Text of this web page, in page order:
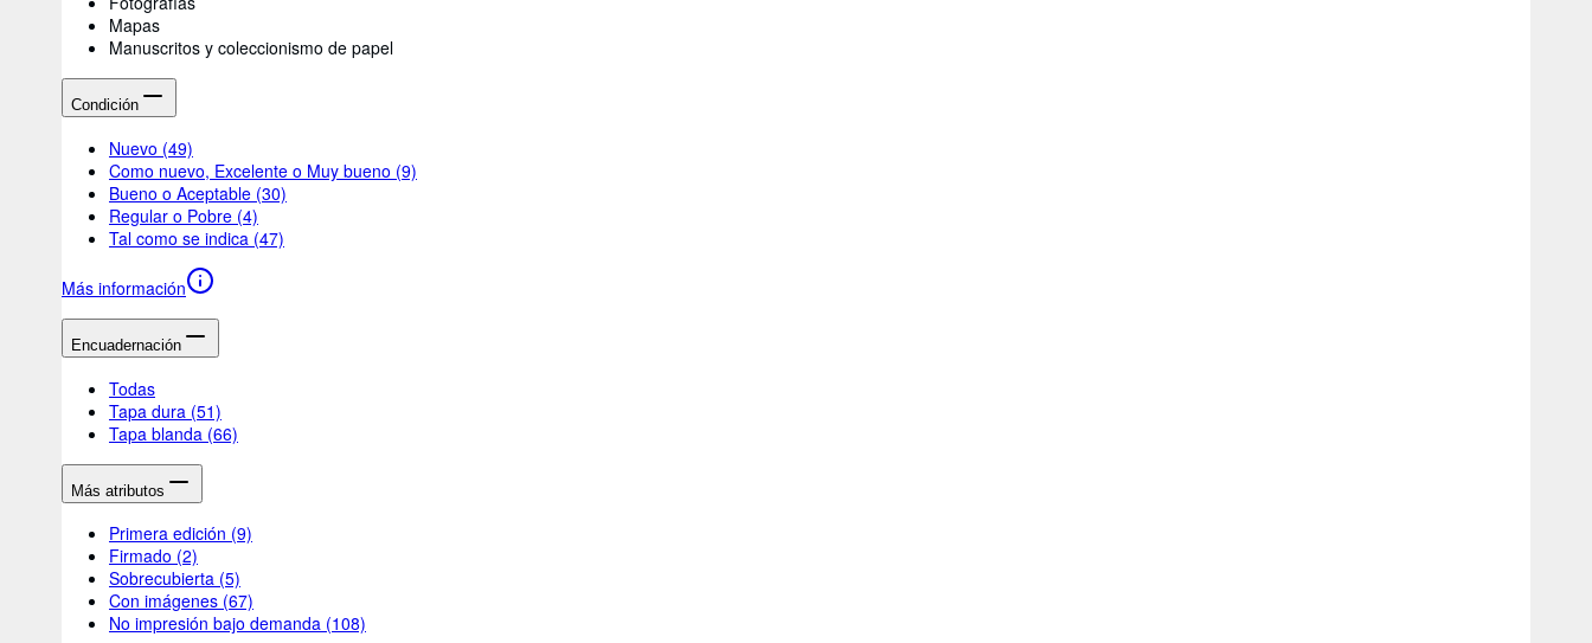
Mapas
Manuscritos y coleccionismo de papel
Condición
Nuevo (49)
Como nuevo, Excelente o Muy bueno (9)
Bueno o Aceptable (30)
Regular o Pobre (4)
Tal como se indica (47)
Más información
Encuadernación
Todas
Tapa dura (51)
Tapa blanda (66)
Más atributos
Primera edición (9)
Firmado (2)
Sobrecubierta (5)
Con imágenes (67)
No impresión bajo demanda (108)